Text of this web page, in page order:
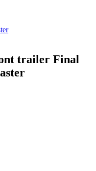
trailer Final